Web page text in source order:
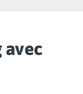
avec